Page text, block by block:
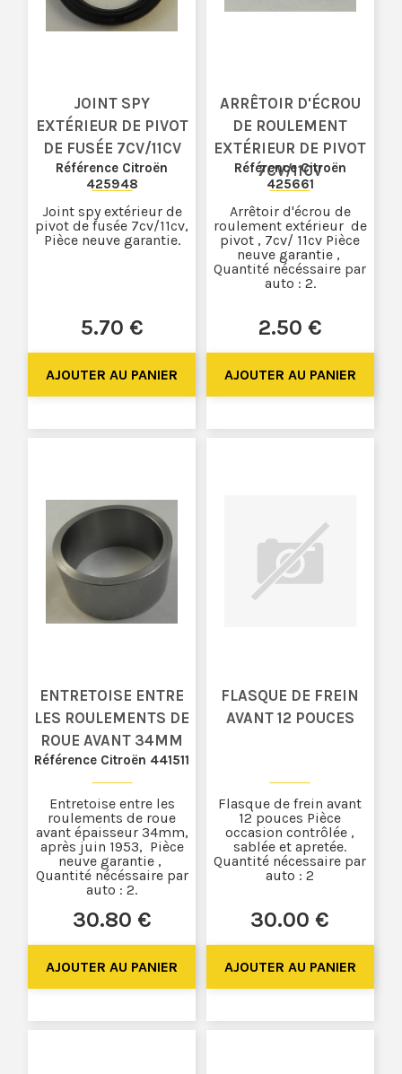
JOINT SPY
EXTÉRIEUR DE PIVOT
DE FUSÉE 7CV/11CV
Référence Citroën
425948
5.70 €
Joint spy extérieur de
pivot de fusée 7cv/11cv,
Pièce neuve garantie.
ARRÊTOIR D'ÉCROU
DE ROULEMENT
EXTÉRIEUR DE PIVOT
7CV/11CV
Référence Citroën
425661
2.50 €
Arrêtoir d'écrou de
roulement extérieur de
pivot , 7cv/ 11cv Pièce
neuve garantie ,
Quantité nécéssaire par
auto : 2.
ENTRETOISE ENTRE
LES ROULEMENTS DE
ROUE AVANT 34MM
Référence Citroën 441511
30.80 €
Entretoise entre les
roulements de roue
avant épaisseur 34mm,
après juin 1953, Pièce
neuve garantie ,
Quantité nécéssaire par
auto : 2.
FLASQUE DE FREIN
AVANT 12 POUCES
30.00 €
Flasque de frein avant
12 pouces Pièce
occasion contrôlée ,
sablée et apretée.
Quantité nécessaire par
auto : 2